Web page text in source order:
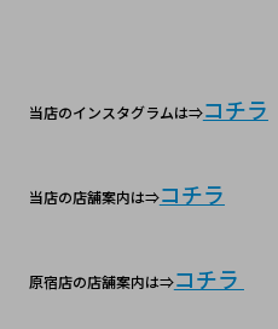
当店のインスタグラムは⇒コチラ
当店の店舗案内は⇒コチラ
原宿店の店舗案内は⇒コチラ